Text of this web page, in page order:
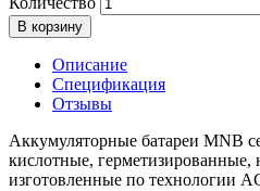
В корзину
Описание
Спецификация
Отзывы
Аккумуляторные батареи MNB
кислотные, герметизированные,
изготовленные по технологии